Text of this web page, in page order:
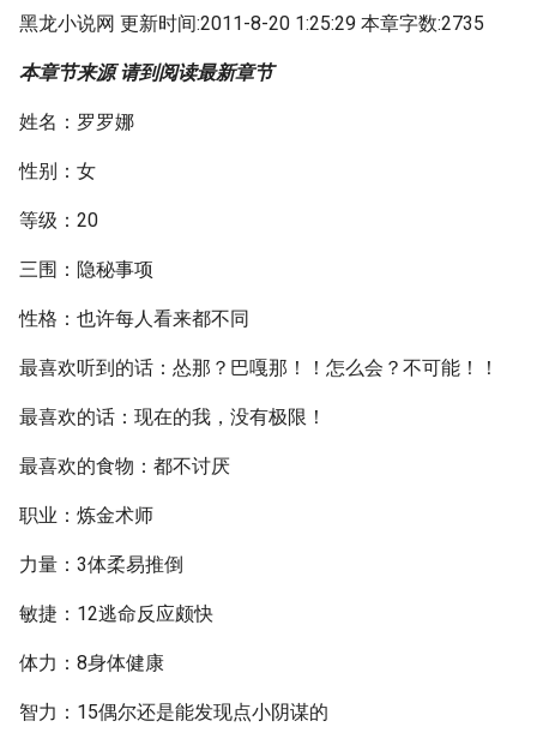
黑龙小说网 更新时间:2011-8-20 1:25:29 本章字数:2735
本章节来源 请到阅读最新章节
姓名：罗罗娜
性别：女
等级：20
三围：隐秘事项
性格：也许每人看来都不同
最喜欢听到的话：怂那？巴嘎那！！怎么会？不可能！！
最喜欢的话：现在的我，没有极限！
最喜欢的食物：都不讨厌
职业：炼金术师
力量：3体柔易推倒
敏捷：12逃命反应颇快
体力：8身体健康
智力：15偶尔还是能发现点小阴谋的